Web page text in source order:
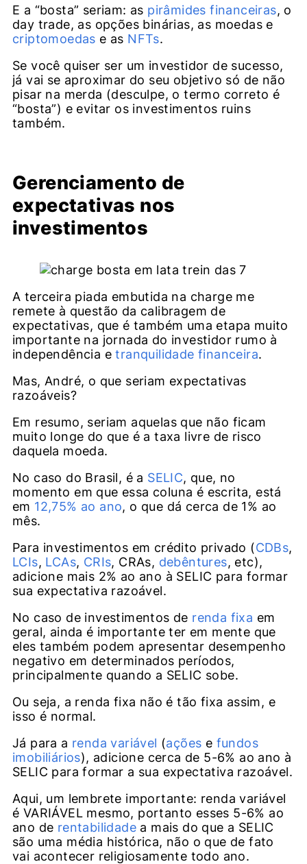
E a “bosta” seriam: as pirâmides financeiras, o
day trade, as opções binárias, as moedas e
criptomoedas e as NFTs.
Se você quiser ser um investidor de sucesso,
já vai se aproximar do seu objetivo só de não
pisar na merda (desculpe, o termo correto é
“bosta”) e evitar os investimentos ruins
também.
Gerenciamento de
expectativas nos
investimentos
A terceira piada embutida na charge me
remete à questão da calibragem de
expectativas, que é também uma etapa muito
importante na jornada do investidor rumo à
independência etranquilidade financeira.
Mas, André, o que seriam expectativas
razoáveis?
Em resumo, seriam aquelas que não ficam
muito longe do que é a taxa livre de risco
daquela moeda.
No caso do Brasil, é a SELIC, que, no
momento em que essa coluna é escrita, está
em 12,75% ao ano, o que dá cerca de 1% ao
mês.
Para investimentos em crédito privado (CDBs,
LCIs, LCAs, CRIs, CRAs, debêntures, etc),
adicione mais 2% ao ano à SELIC para formar
sua expectativa razoável.
No caso de investimentos de renda fixa em
geral, ainda é importante ter em mente que
eles também podem apresentar desempenho
negativo em determinados períodos,
principalmente quando a SELIC sobe.
Ou seja, a renda fixa não é tão fixa assim, e
isso é normal.
Já para a renda variável (ações e fundos
imobiliários), adicione cerca de 5-6% ao ano à
SELIC para formar a sua expectativa razoável.
Aqui, um lembrete importante: renda variável
é VARIÁVEL mesmo, portanto esses 5-6% ao
ano de rentabilidade a mais do que a SELIC
são uma média histórica, não o que de fato
vai acontecer religiosamente todo ano.